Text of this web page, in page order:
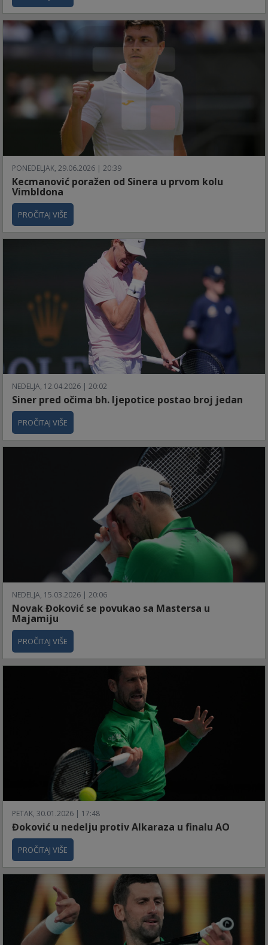
PONEDELJAK, 29.06.2026 | 20:39
Kecmanović poražen od Sinera u prvom kolu
Vimbldona
PROČITAJ VIŠE
NEDELJA, 12.04.2026 | 20:02
Siner pred očima bh. ljepotice postao broj jedan
PROČITAJ VIŠE
NEDELJA, 15.03.2026 | 20:06
Novak Đoković se povukao sa Mastersa u
Majamiju
PROČITAJ VIŠE
PETAK, 30.01.2026 | 17:48
Đoković u nedelju protiv Alkaraza u finalu AO
PROČITAJ VIŠE